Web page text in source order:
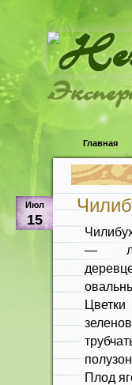
Главная
Июл
15
—
Плод